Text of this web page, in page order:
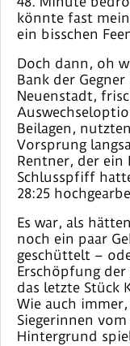
könnte fast
ein bisschen
Doch dann, oh
Bank der
Neuenstadt,
Beilagen,
Vorsprung
Rentner, der ein
Schlusspfiff
28:25
Es war, als
noch ein paar
geschüttelt –
Erschöpfung
das letzte Stück
Wie auch
Siegerinnen
Hintergrund